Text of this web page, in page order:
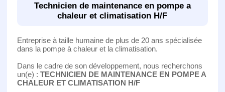
Technicien de maintenance en pompe a
chaleur et climatisation H/F
Entreprise à taille humaine de plus de 20 ans spécialisée
dans la pompe à chaleur et la climatisation.
Dans le cadre de son développement, nous recherchons
un(e) : TECHNICIEN DE MAINTENANCE EN POMPE A
CHALEUR ET CLIMATISATION H/F